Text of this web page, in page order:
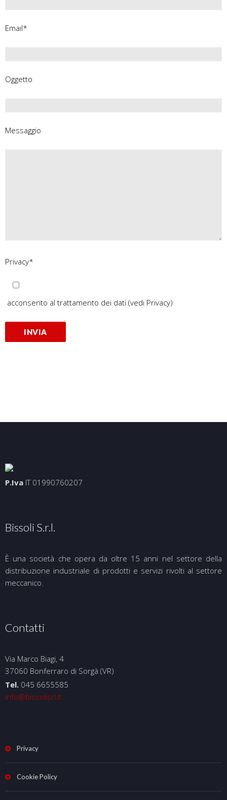
Email*
Oggetto
Messaggio
Privacy*
acconsento al trattamento dei dati (vedi Privacy)
P.Iva IT 01990760207
Bissoli S.r.l.
È una società che opera da oltre 15 anni nel settore della
distribuzione industriale di prodotti e servizi rivolti al settore
meccanico.
Contatti
Via Marco Biagi, 4
37060 Bonferraro di Sorgà (VR)
Tel. 045 6655585
info@bissolisrl.it
Privacy
Cookie Policy